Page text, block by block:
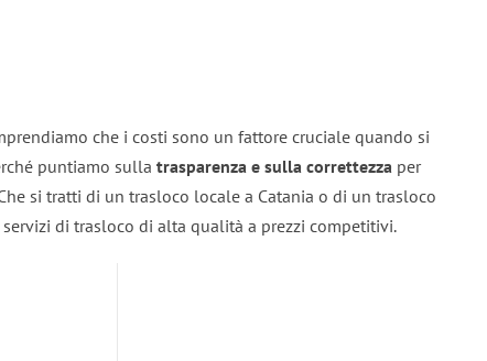
che i costi sono un fattore cruciale quando si
puntiamo sulla trasparenza e sulla correttezza per
si tratti di un trasloco locale a Catania o di un trasloco
di trasloco di alta qualità a prezzi competitivi.